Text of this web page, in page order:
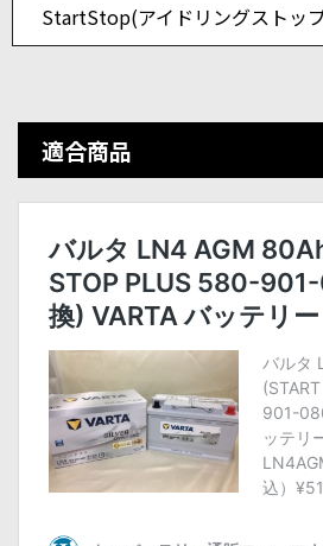
StartStop(アイドリングストッ
適合商品